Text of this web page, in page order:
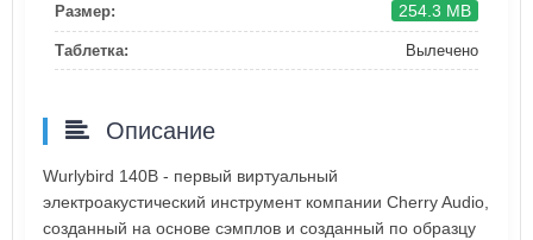
Размер: 254.3 MB
Таблетка: Вылечено
Описание
Wurlybird 140B - первый виртуальный
электроакустический инструмент компании Cherry Audio,
созданный на основе сэмплов и созданный по образцу